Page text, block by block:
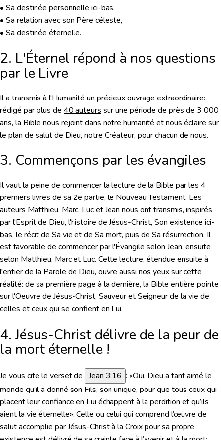
• Sa destinée personnelle ici-bas,
• Sa relation avec son Père céleste,
• Sa destinée éternelle.
2. L'Éternel répond à nos questions
par le Livre
Il a transmis à l'Humanité un précieux ouvrage extraordinaire:
rédigé par plus de 40 auteurs sur une période de près de 3 000
ans, la Bible nous rejoint dans notre humanité et nous éclaire sur
le plan de salut de Dieu, notre Créateur, pour chacun de nous.
3. Commençons par les évangiles
Il vaut la peine de commencer la lecture de la Bible par les 4
premiers livres de sa 2e partie, le Nouveau Testament. Les
auteurs Matthieu, Marc, Luc et Jean nous ont transmis, inspirés
par l'Esprit de Dieu, l'histoire de Jésus-Christ, Son existence ici-
bas, le récit de Sa vie et de Sa mort, puis de Sa résurrection. Il
est favorable de commencer par l'Évangile selon Jean, ensuite
selon Matthieu, Marc et Luc. Cette lecture, étendue ensuite à
l'entier de la Parole de Dieu, ouvre aussi nos yeux sur cette
réalité: de sa première page à la dernière, la Bible entière pointe
sur l'Oeuvre de Jésus-Christ, Sauveur et Seigneur de la vie de
celles et ceux qui se confient en Lui.
4. Jésus-Christ délivre de la peur de
la mort éternelle !
Je vous cite le verset de Jean 3:16 : «Oui, Dieu a tant aimé le
monde qu’il a donné son Fils, son unique, pour que tous ceux qui
placent leur confiance en Lui échappent à la perdition et qu’ils
aient la vie éternelle». Celle ou celui qui comprend l’œuvre de
salut accomplie par Jésus-Christ à la Croix pour sa propre